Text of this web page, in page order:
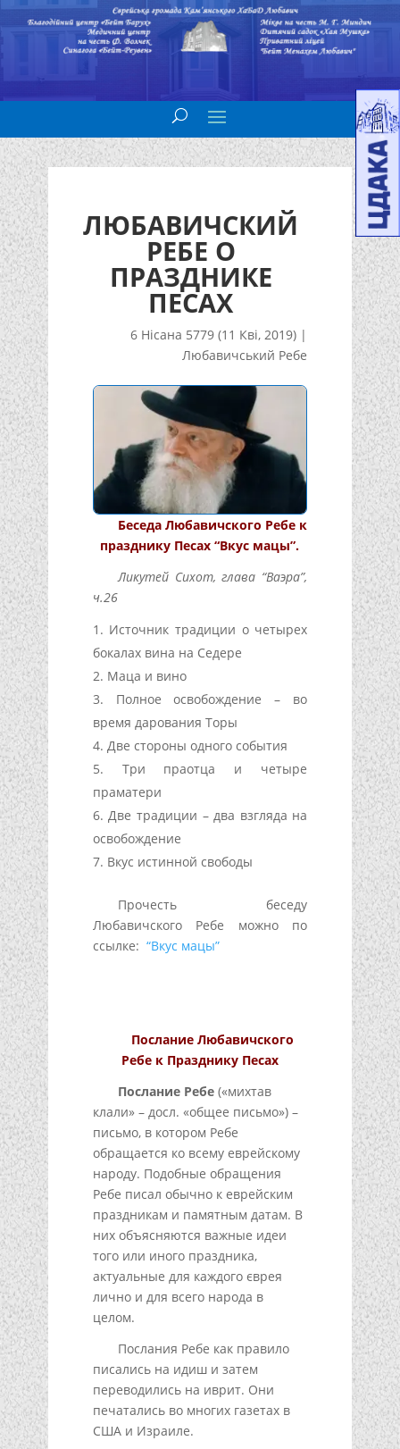
ЛЮБАВИЧСКИЙ
РЕБЕ О
ПРАЗДНИКЕ
ПЕСАХ
6 Нісана 5779 (11 Кві, 2019) |
Любавичський Ребе
Беседа Любавичского Ребе к
празднику Песах “Вкус мацы”.
Ликутей Сихот, глава “Ваэра”,
ч.26
Источник традиции о четырех
бокалах вина на Седере
Маца и вино
Полное освобождение – во
время дарования Торы
Две стороны одного события
Три праотца и четыре
праматери
Две традиции – два взгляда на
освобождение
Вкус истинной свободы
Прочесть беседу
Любавичского Ребе можно по
ссылке: “Вкус мацы”
Послание Любавичского
Ребе к Празднику Песах
Послание Ребе(«михтав
клали» – досл. «общее письмо») –
письмо, в котором Ребе
обращается ко всему еврейскому
народу. Подобные обращения
Ребе писал обычно к еврейским
праздникам и памятным датам. В
них объясняются важные идеи
того или иного праздника,
актуальные для каждого єврея
лично и для всего народа в
целом.
Послания Ребе как правило
писались на идиш и затем
переводились на иврит. Они
печатались во многих газетах в
США и Израиле.